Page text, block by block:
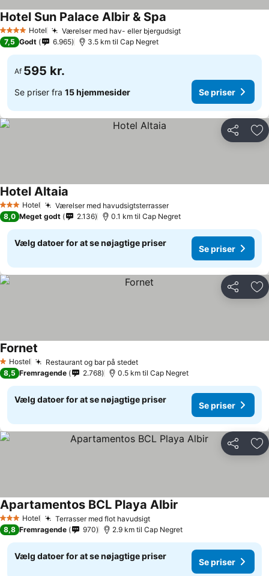
4 StjernerHotel Værelser med hav- eller bjergudsigt
Hotel Sun Palace Albir & Spa
7,5 Godt 6.965 3.5 km til Cap Negret
Af 595 kr.
Se priser fra 15 hjemmesider Se priser
Del
3 StjernerHotel Værelser med havudsigtsterrasser
Hotel Altaia
8,0 Meget godt 2.136 0.1 km til Cap Negret
Vælg datoer for at se nøjagtige priser
Se priser
Del
1 Stjerner
Hostel Restaurant og bar på stedet
Fornet
8,5 Fremragende 2.768 0.5 km til Cap Negret
Vælg datoer for at se nøjagtige priser
Se priser
Del
3 StjernerHotel Terrasser med flot havudsigt
Apartamentos BCL Playa Albir
8,8 Fremragende 970 2.9 km til Cap Negret
Vælg datoer for at se nøjagtige priser
Se priser